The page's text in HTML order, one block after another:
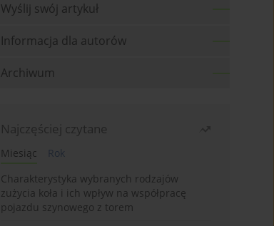
Wyślij swój artykuł
Informacja dla autorów
Archiwum
Najczęściej czytane
Miesiąc
Rok
Charakterystyka wybranych rodzajów
zużycia koła i ich wpływ na współpracę
pojazdu szynowego z torem